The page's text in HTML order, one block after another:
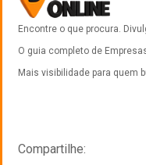
Encontre o que procura.
O guia completo de
Mais visibilidade para quem
Compartilhe: